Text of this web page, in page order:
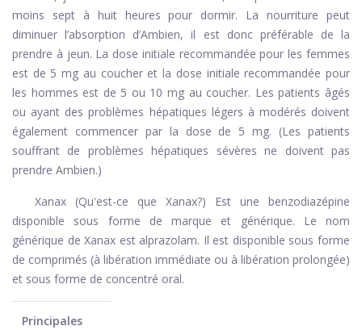
moins sept à huit heures pour dormir. La nourriture peut
diminuer l’absorption d’Ambien, il est donc préférable de la
prendre à jeun. La dose initiale recommandée pour les femmes
est de 5 mg au coucher et la dose initiale recommandée pour
les hommes est de 5 ou 10 mg au coucher. Les patients âgés
ou ayant des problèmes hépatiques légers à modérés doivent
également commencer par la dose de 5 mg. (Les patients
souffrant de problèmes hépatiques sévères ne doivent pas
prendre Ambien.)
Xanax (Qu'est-ce que Xanax?) Est une benzodiazépine
disponible sous forme de marque et générique. Le nom
générique de Xanax est alprazolam. Il est disponible sous forme
de comprimés (à libération immédiate ou à libération prolongée)
et sous forme de concentré oral.
Principales